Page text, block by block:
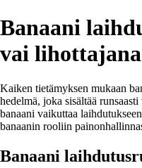
Banaani
vai
Kaiken tietämyksen mukaan
hedelmä, joka sisältää
banaani vaikuttaa
banaanin rooliin
Banaani